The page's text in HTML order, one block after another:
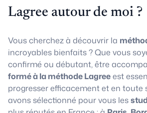
Lagree autour de moi ?
Vous cherchez à découvrir la
incroyables bienfaits ? Que vous
confirmé ou débutant, être
formé à la méthode Lagreeest
progresser efficacement et en toute
avons sélectionné pour vous les